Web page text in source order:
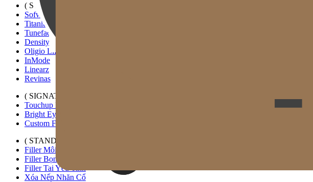
( STANDARD )
Sofwave
Titanium Lifting
Tuneface Lifting
Density Lifting
Oligio Lifting
InMode
Linearz
Revinas
( SIGNATURE )
Touchup Kiss
Bright Eyes
Custom Forehead Filler
( STANDARD )
Filler Môi Mở Rộng Ngang
Filler Bọng Mắt Tùy Chỉnh
Filler Tai Yêu Tinh
Xóa Nếp Nhăn Cổ